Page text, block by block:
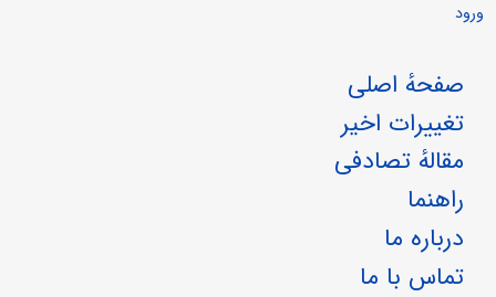
ورود
صفحهٔ اصلی
تغییرات اخیر
مقالهٔ تصادفی
راهنما
درباره ما
تماس با ما